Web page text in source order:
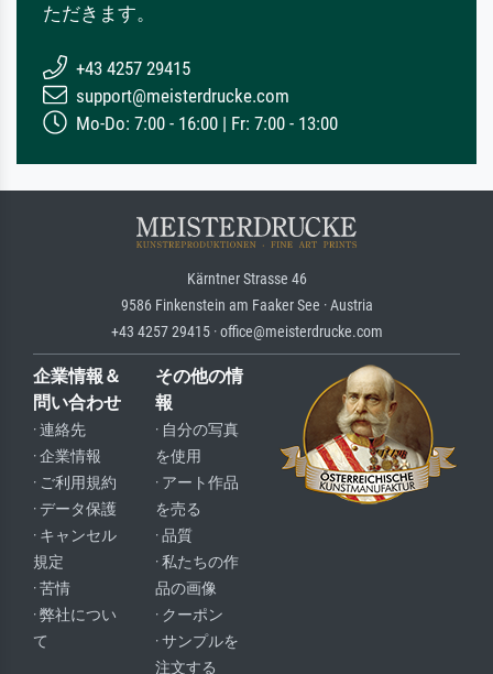
ただきます。
+43 4257 29415
support@meisterdrucke.com
Mo-Do: 7:00 - 16:00 | Fr: 7:00 - 13:00
Kärntner Strasse 46
9586 Finkenstein am Faaker See · Austria
+43 4257 29415 · office@meisterdrucke.com
企業情報＆
問い合わせ
· 連絡先
· 企業情報
· ご利用規約
· データ保護
· キャンセル
規定
· 苦情
· 弊社につい
て
その他の情
報
· 自分の写真
を使用
· アート作品
を売る
· 品質
· 私たちの作
品の画像
· クーポン
· サンプルを
注文する